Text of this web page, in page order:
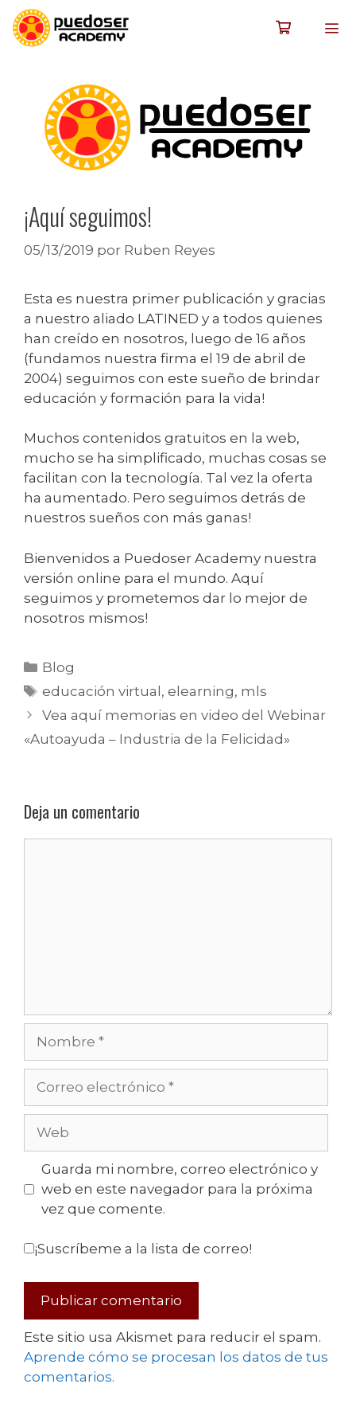
¡Aquí seguimos!
05/13/2019 por Ruben Reyes
Esta es nuestra primer publicación y gracias
a nuestro aliado LATINED y a todos quienes
han creído en nosotros, luego de 16 años
(fundamos nuestra firma el 19 de abril de
2004) seguimos con este sueño de brindar
educación y formación para la vida!
Muchos contenidos gratuitos en la web,
mucho se ha simplificado, muchas cosas se
facilitan con la tecnología. Tal vez la oferta
ha aumentado. Pero seguimos detrás de
nuestros sueños con más ganas!
Bienvenidos a Puedoser Academy nuestra
versión online para el mundo. Aquí
seguimos y prometemos dar lo mejor de
nosotros mismos!
Blog
educación virtual,elearning, mls
Vea aquí memorias en video del Webinar
«Autoayuda – Industria de la Felicidad»
Deja un comentario
Guarda mi nombre, correo electrónico y
web en este navegador para la próxima
vez que comente.
¡Suscríbeme a la lista de correo!
Este sitio usa Akismet para reducir el spam.
Aprende cómo se procesan los datos de tus
comentarios.